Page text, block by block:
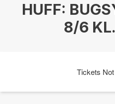
HUFF:
8/6
Tickets